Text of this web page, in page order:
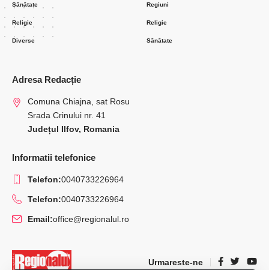
Sănătate
Religie
Diverse
Regiuni
Religie
Sănătate
Adresa Redacție
Comuna Chiajna, sat Rosu
Srada Crinului nr. 41
Județul Ilfov, Romania
Informatii telefonice
Telefon:0040733226964
Telefon:0040733226964
Email:office@regionalul.ro
Urmareste-ne